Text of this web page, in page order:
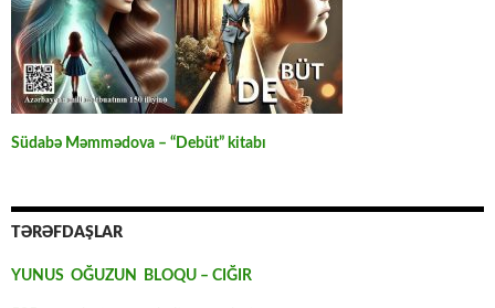
Südabə Məmmədova – “Debüt” kitabı
TƏRƏFDAŞLAR
YUNUS OĞUZUN BLOQU – CIĞIR